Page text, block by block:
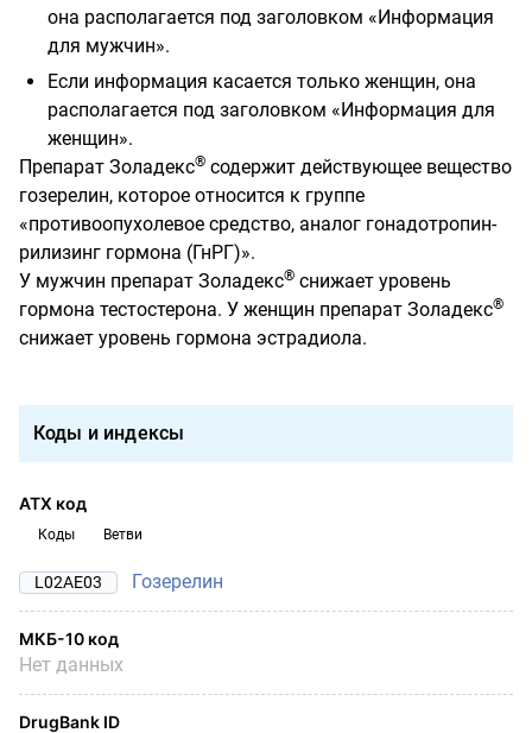
она располагается под заголовком «Информация
для мужчин».
Если информация касается только женщин, она
располагается под заголовком «Информация для
женщин».
Препарат Золадекс® содержит действующее вещество
гозерелин, которое относится к группе
«противоопухолевое средство, аналог гонадотропин-
рилизинг гормона (ГнРГ)».
У мужчин препарат Золадекс® снижает уровень
гормона тестостерона. У женщин препарат Золадекс®
снижает уровень гормона эстрадиола.
Коды и индексы
АТХ код
Коды Ветви
L02AE03 Гозерелин
МКБ-10 код
Нет данных
DrugBank ID